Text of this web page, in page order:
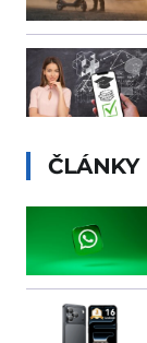
ČLÁNKY